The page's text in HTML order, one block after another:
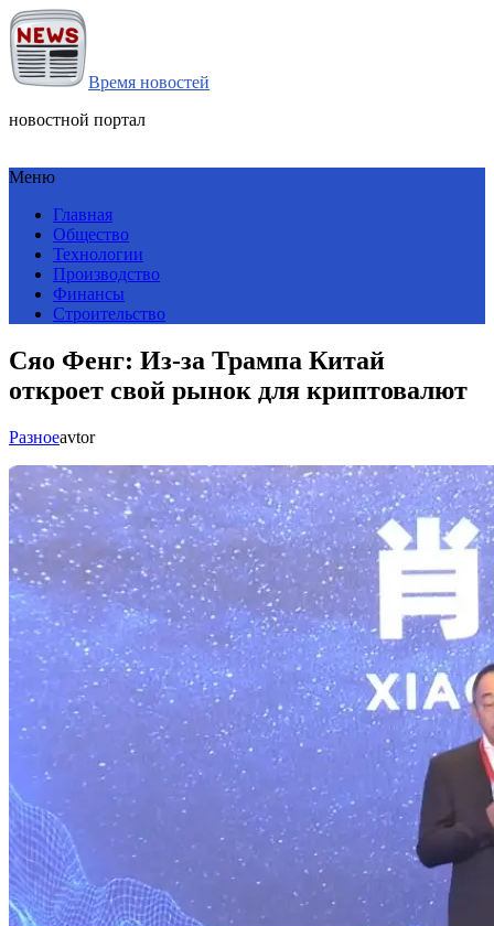
Время новостей
новостной портал
Меню
Главная
Общество
Технологии
Производство
Финансы
Строительство
Сяо Фенг: Из-за Трампа Китай
откроет свой рынок для криптовалют
Разноеavtor